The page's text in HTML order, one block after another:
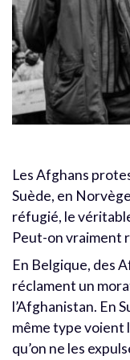
Les Afghans
Suède, en
réfugié, le
Peut-on vraiment
En Belgique, des
réclament un
l’Afghanistan. En
même type voient
qu’on ne les